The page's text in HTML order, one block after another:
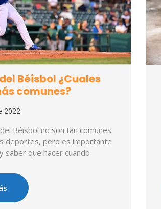
Béisbol ¿Cuales
comunes?
2022
Béisbol no son tan comunes
deportes, pero es importante
saber que hacer cuando